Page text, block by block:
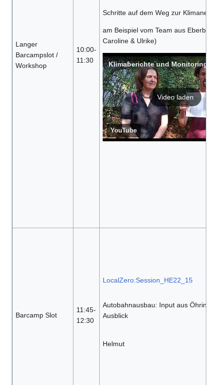
Langer
Barcampslot /
Workshop
10:00-
11:30
Schritte auf dem Weg zur
am Beispiel vom Team aus
Caroline & Ulrike)
Video laden
YouTube
Barcamp Slot
11:45-
12:30
LocalZero:Session_HE22_15
Autobahnausbau: Input aus
Ausblick
Helmut